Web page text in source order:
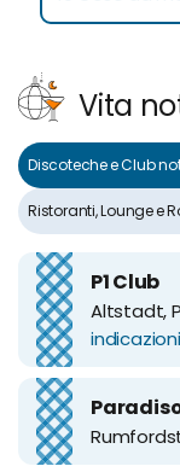
Vita
Discoteche e Club
P1 Club
Altstadt,
indicazioni
Ristoranti, Lounge e